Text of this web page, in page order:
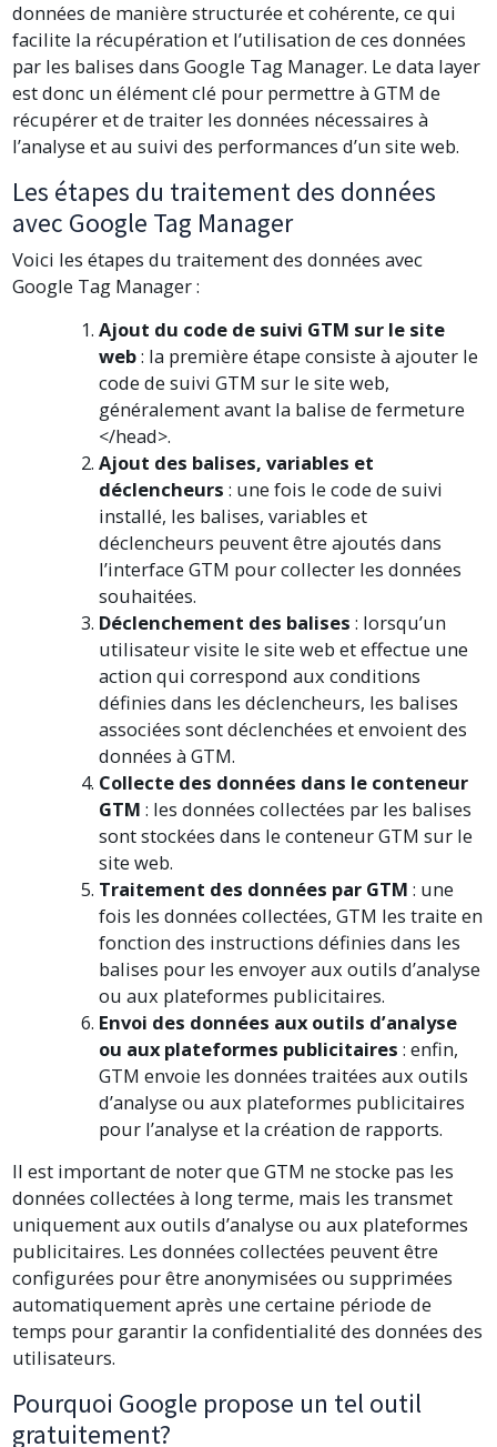
données de manière structurée et cohérente, ce qui
facilite la récupération et l’utilisation de ces données
par les balises dans Google Tag Manager. Le data layer
est donc un élément clé pour permettre à GTM de
récupérer et de traiter les données nécessaires à
l’analyse et au suivi des performances d’un site web.
Les étapes du traitement des données
avec Google Tag Manager
Voici les étapes du traitement des données avec
Google Tag Manager :
Ajout du code de suivi GTM sur le site
web: la première étape consiste à ajouter le
code de suivi GTM sur le site web,
généralement avant la balise de fermeture
</head>.
Ajout des balises, variables et
déclencheurs : une fois le code de suivi
installé, les balises, variables et
déclencheurs peuvent être ajoutés dans
l’interface GTM pour collecter les données
souhaitées.
Déclenchement des balises : lorsqu’un
utilisateur visite le site web et effectue une
action qui correspond aux conditions
définies dans les déclencheurs, les balises
associées sont déclenchées et envoient des
données à GTM.
Collecte des données dans le conteneur
GTM : les données collectées par les balises
sont stockées dans le conteneur GTM sur le
site web.
Traitement des données par GTM : une
fois les données collectées, GTM les traite en
fonction des instructions définies dans les
balises pour les envoyer aux outils d’analyse
ou aux plateformes publicitaires.
Envoi des données aux outils d’analyse
ou aux plateformes publicitaires : enfin,
GTM envoie les données traitées aux outils
d’analyse ou aux plateformes publicitaires
pour l’analyse et la création de rapports.
Il est important de noter que GTM ne stocke pas les
données collectées à long terme, mais les transmet
uniquement aux outils d’analyse ou aux plateformes
publicitaires. Les données collectées peuvent être
configurées pour être anonymisées ou supprimées
automatiquement après une certaine période de
temps pour garantir la confidentialité des données des
utilisateurs.
Pourquoi Google propose un tel outil
gratuitement?